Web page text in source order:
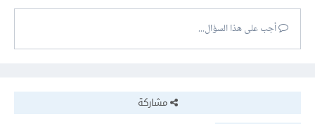
أجب على هذا السؤال...
مشاركة